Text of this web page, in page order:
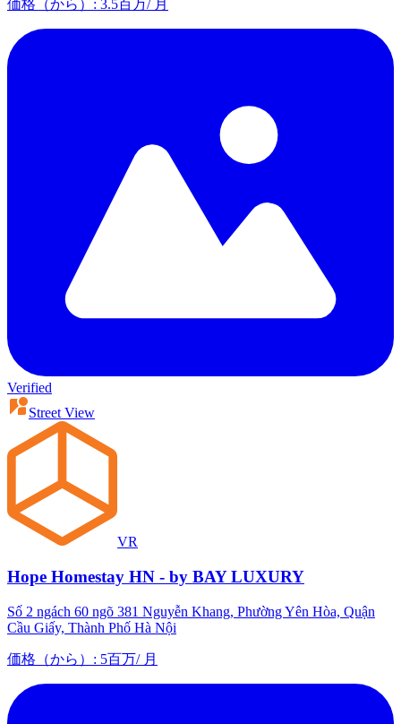
価格（から） : 3.5百万/月
Verified
Street View
VR
Hope Homestay HN - by BAY LUXURY
Số 2 ngách 60 ngõ 381 Nguyễn Khang, Phường Yên Hòa, Quận
Cầu Giấy, Thành Phố Hà Nội
価格（から） : 5百万/月